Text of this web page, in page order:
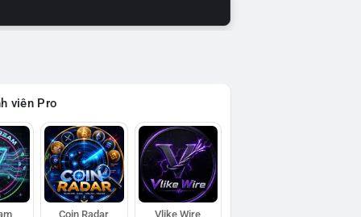
viên Pro
Coin Radar Vlike Wire